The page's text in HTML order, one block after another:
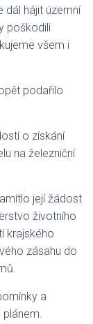
dál hájit územní
poškodili
všem i
podařilo
o získání
na železniční
její žádost
životního
krajského
zásahu do
a